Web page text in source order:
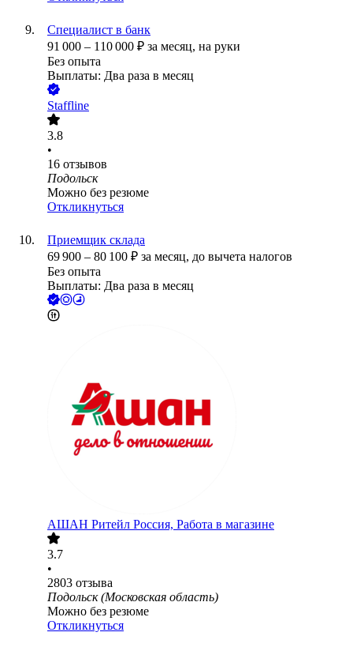
Специалист в банк
91 000 – 110 000 ₽ за месяц, на руки
Без опыта
Выплаты: Два раза в месяц
Staffline
3.8
•
16 отзывов
Подольск
Можно без резюме
Откликнуться
Приемщик склада
69 900 – 80 100 ₽ за месяц, до вычета налогов
Без опыта
Выплаты: Два раза в месяц
АШАН Ритейл Россия, Работа в магазине
3.7
•
2803 отзыва
Подольск (Московская область)
Можно без резюме
Откликнуться